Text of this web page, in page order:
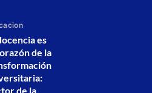
es
de la
de la